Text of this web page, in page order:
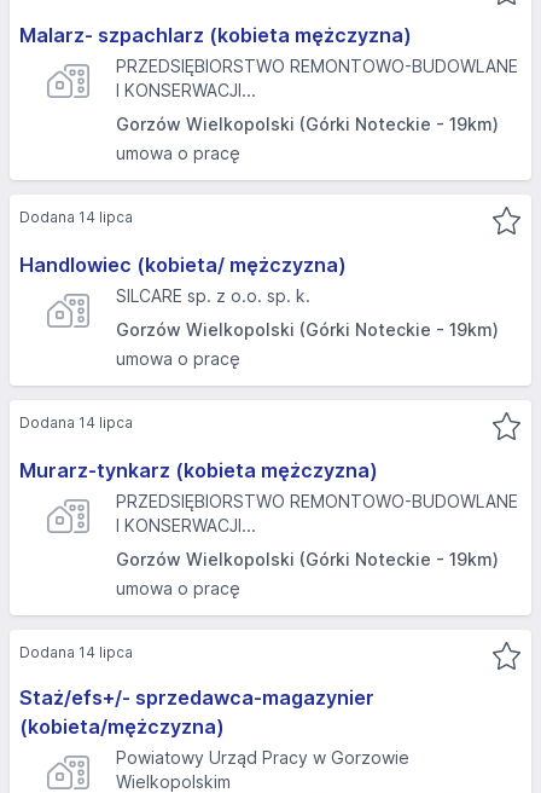
Malarz- szpachlarz (kobieta mężczyzna)
PRZEDSIĘBIORSTWO REMONTOWO-BUDOWLANE
I KONSERWACJI...
Gorzów Wielkopolski (Górki Noteckie - 19km)
umowa o pracę
Handlowiec (kobieta/ mężczyzna)
SILCARE sp. z o.o. sp. k.
Gorzów Wielkopolski (Górki Noteckie - 19km)
umowa o pracę
Dodana 14 lipca
Murarz-tynkarz (kobieta mężczyzna)
PRZEDSIĘBIORSTWO REMONTOWO-BUDOWLANE
I KONSERWACJI...
Gorzów Wielkopolski (Górki Noteckie - 19km)
umowa o pracę
Dodana 14 lipca
Staż/efs+/- sprzedawca-magazynier
(kobieta/mężczyzna)
Powiatowy Urząd Pracy w Gorzowie
Wielkopolskim
Dodana 14 lipca